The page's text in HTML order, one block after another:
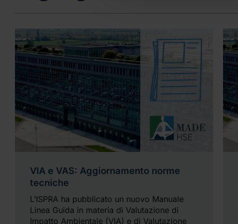
VIA e VAS: Aggiornamento norme
tecniche
L’ISPRA ha pubblicato un nuovo Manuale
Linea Guida in materia di Valutazione di
Impatto Ambientale (VIA) e di Valutazione